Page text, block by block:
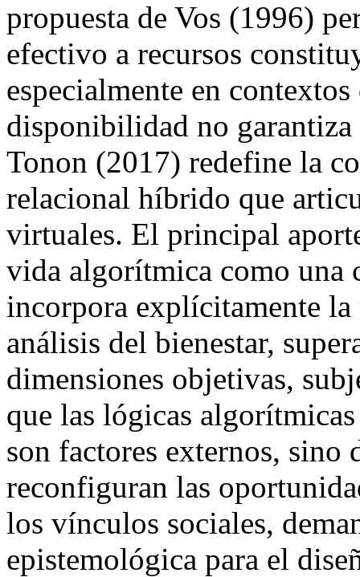
propuesta de Vos (1996)
efectivo a recursos
especialmente en
disponibilidad no
Tonon (2017) redefine la
relacional híbrido que
virtuales. El principal
vida algorítmica como una
incorpora explícitamente
análisis del bienestar,
dimensiones objetivas,
que las lógicas
son factores externos, sino
reconfiguran las
los vínculos sociales,
epistemológica para el